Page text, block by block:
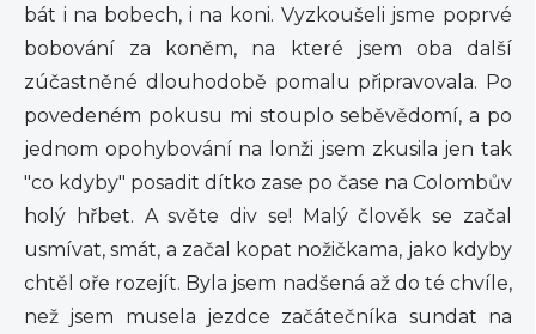
bát i na bobech, i na koni. Vyzkoušeli jsme poprvé
bobování za koněm, na které jsem oba další
zúčastněné dlouhodobě pomalu připravovala. Po
povedeném pokusu mi stouplo seběvědomí, a po
jednom opohybování na lonži jsem zkusila jen tak
"co kdyby" posadit dítko zase po čase na Colombův
holý hřbet. A světe div se! Malý člověk se začal
usmívat, smát, a začal kopat nožičkama, jako kdyby
chtěl oře rozejít. Byla jsem nadšená až do té chvíle,
než jsem musela jezdce začátečníka sundat na